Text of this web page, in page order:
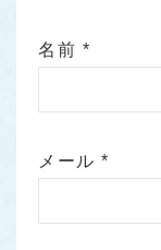
名前 *
メール*